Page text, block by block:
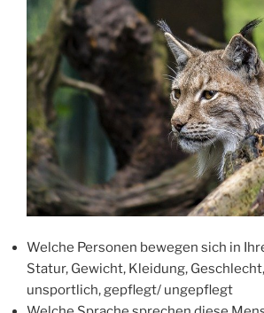
Welche Personen bewegen sich in
Statur, Gewicht, Kleidung,
unsportlich, gepflegt/ ungepflegt